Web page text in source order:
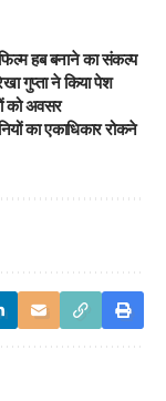
हब बनाने का संकल्प
गुप्ता ने किया पेश
को अवसर
का एकाधिकार रोकने